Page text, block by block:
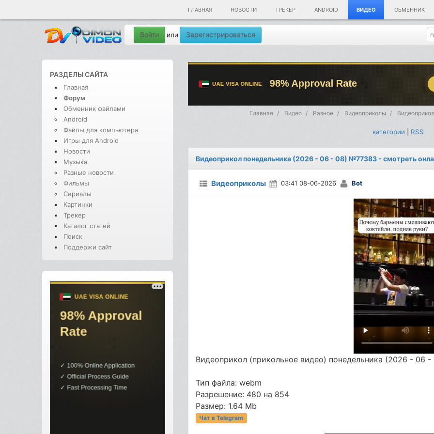
ГЛАВНАЯ НОВОСТИ ТРЕКЕР ANDROID ВИДЕО ОБМЕННИК
Войти или Зарегистрироваться
РАЗДЕЛЫ САЙТА
Главная
Форум
Обменник файлами
Android
Файлы для компьютера
Игры для Android
Новости
Музыка
Разные новости
Фильмы
Сериалы
Картинки
Трекер
Каталог статей
Поиск
Поддержи сайт
Главная Видео Разное Видеоприколы
категории RSS
Видеоприкол понедельника (2026 - 06 - 08) №77383 - смотреть
Видеоприколы 03:41 08-06-2026 Bot
Видеоприкол (прикольное видео) понедельника (2026 - 06 -
Тип файла: webm
Разрешение: 480 на 854
Размер: 1.64 Mb
Чат в Telegram